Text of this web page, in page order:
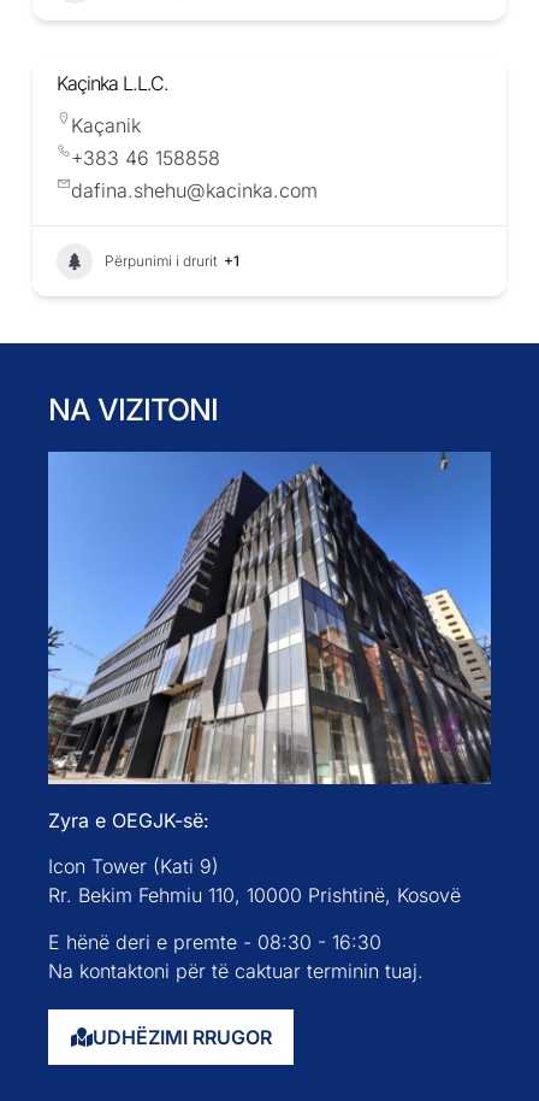
Kaçinka L.L.C.
Kaçanik
+383 46 158858
dafina.shehu@kacinka.com
Përpunimi i drurit +1
NA VIZITONI
Zyra e OEGJK-së:
Icon Tower (Kati 9)
Rr. Bekim Fehmiu 110, 10000 Prishtinë, Kosovë
E hënë deri e premte - 08:30 - 16:30
Na kontaktoni për të caktuar terminin tuaj.
UDHËZIMI RRUGOR